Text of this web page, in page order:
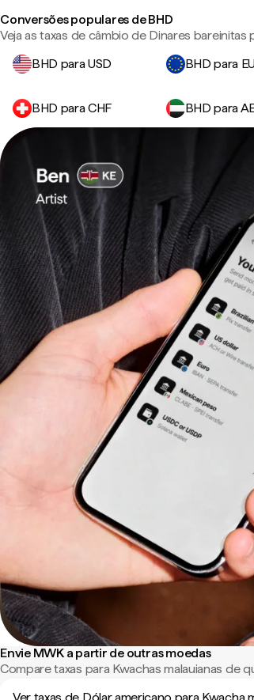
Conversões populares de BHD
Veja as taxas de câmbio de Dinares
BHD para USD
BHD para
BHD para CHF BHD para
Envie MWK a partir de outras moedas
Compare taxas para Kwachas malauianas de